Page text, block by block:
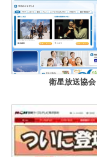
衛星放送協会